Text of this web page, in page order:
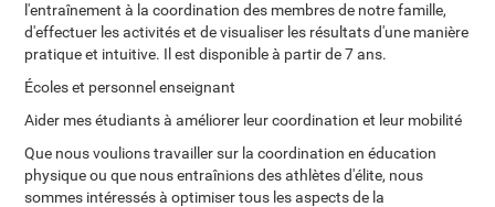
l'entraînement à la coordination des membres de notre famille,
d'effectuer les activités et de visualiser les résultats d'une manière
pratique et intuitive. Il est disponible à partir de 7 ans.
Écoles et personnel enseignant
Aider mes étudiants à améliorer leur coordination et leur mobilité
Que nous voulions travailler sur la coordination en éducation
physique ou que nous entraînions des athlètes d'élite, nous
sommes intéressés à optimiser tous les aspects de la